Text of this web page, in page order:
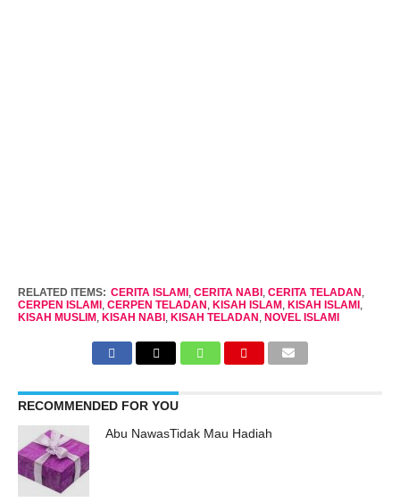
RELATED ITEMS: CERITA ISLAMI , CERITA NABI , CERITA TELADAN ,
CERPEN ISLAMI , CERPEN TELADAN , KISAH ISLAM , KISAH ISLAMI ,
KISAH MUSLIM , KISAH NABI , KISAH TELADAN , NOVEL ISLAMI
RECOMMENDED FOR YOU
Abu NawasTidak Mau Hadiah